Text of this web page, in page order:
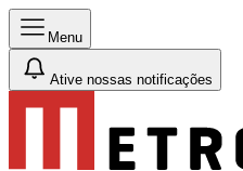
Menu
Ative nossas notificações